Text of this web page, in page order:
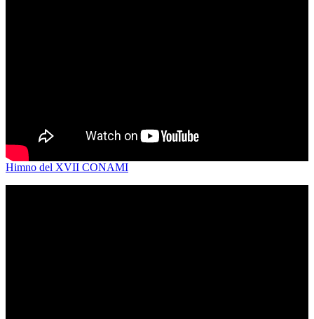
Himno del XVII CONAMI